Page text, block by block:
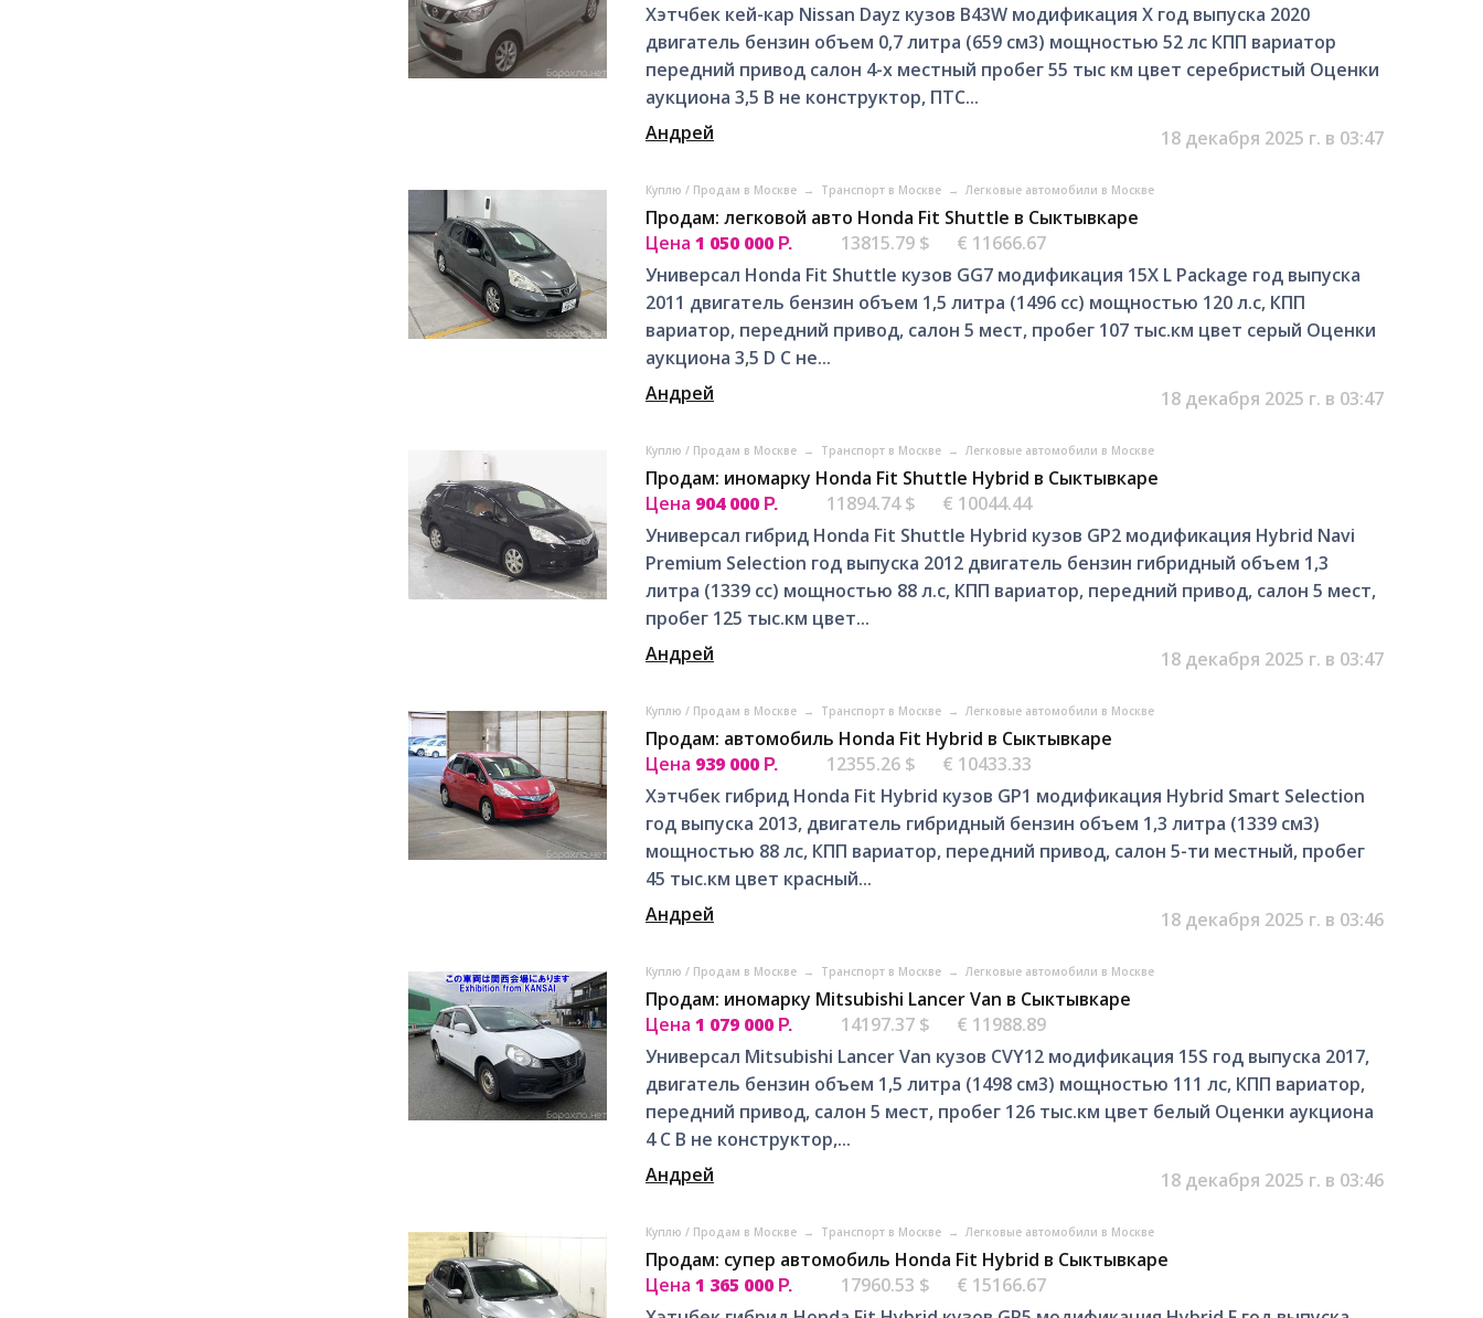
Хэтчбек кей-кар Nissan Dayz кузов B43W модификация X год выпуска 2020
двигатель бензин объем 0,7 литра (659 см3) мощностью 52 лс КПП вариатор
передний привод салон 4-х местный пробег 55 тыс км цвет серебристый Оценки
аукциона 3,5 B не конструктор, ПТС...
Андрей
18 декабря 2025 г. в 03:47
Куплю / Продам в Москве → Транспорт в Москве → Легковые автомобили в Москве
Продам: легковой авто Honda Fit Shuttle в Сыктывкаре
Цена 1 050 000 Р. 13815.79 $
€ 11666.67
Универсал Honda Fit Shuttle кузов GG7 модификация 15X L Package год выпуска
2011 двигатель бензин объем 1,5 литра (1496 cc) мощностью 120 л.с, КПП
вариатор, передний привод, салон 5 мест, пробег 107 тыс.км цвет серый Оценки
аукциона 3,5 D C не...
Андрей
18 декабря 2025 г. в 03:47
Куплю / Продам в Москве → Транспорт в Москве → Легковые автомобили в Москве
Продам: иномарку Honda Fit Shuttle Hybrid в Сыктывкаре
Цена 904 000 Р. 11894.74 $
€ 10044.44
Универсал гибрид Honda Fit Shuttle Hybrid кузов GP2 модификация Hybrid Navi
Premium Selection год выпуска 2012 двигатель бензин гибридный объем 1,3
литра (1339 cc) мощностью 88 л.с, КПП вариатор, передний привод, салон 5 мест,
пробег 125 тыс.км цвет...
Андрей
18 декабря 2025 г. в 03:47
Куплю / Продам в Москве → Транспорт в Москве → Легковые автомобили в Москве
Продам: автомобиль Honda Fit Hybrid в Сыктывкаре
Цена 939 000 Р. 12355.26 $
€ 10433.33
Хэтчбек гибрид Honda Fit Hybrid кузов GP1 модификация Hybrid Smart Selection
год выпуска 2013, двигатель гибридный бензин объем 1,3 литра (1339 см3)
мощностью 88 лс, КПП вариатор, передний привод, салон 5-ти местный, пробег
45 тыс.км цвет красный...
Андрей
18 декабря 2025 г. в 03:46
Куплю / Продам в Москве → Транспорт в Москве → Легковые автомобили в Москве
Продам: иномарку Mitsubishi Lancer Van в Сыктывкаре
Цена 1 079 000 Р. 14197.37 $
€ 11988.89
Универсал Mitsubishi Lancer Van кузов CVY12 модификация 15S год выпуска 2017,
двигатель бензин объем 1,5 литра (1498 см3) мощностью 111 лс, КПП вариатор,
передний привод, салон 5 мест, пробег 126 тыс.км цвет белый Оценки аукциона
4 C B не конструктор,...
Андрей
18 декабря 2025 г. в 03:46
Куплю / Продам в Москве → Транспорт в Москве → Легковые автомобили в Москве
Продам: супер автомобиль Honda Fit Hybrid в Сыктывкаре
Цена 1 365 000 Р. 17960.53 $
€ 15166.67